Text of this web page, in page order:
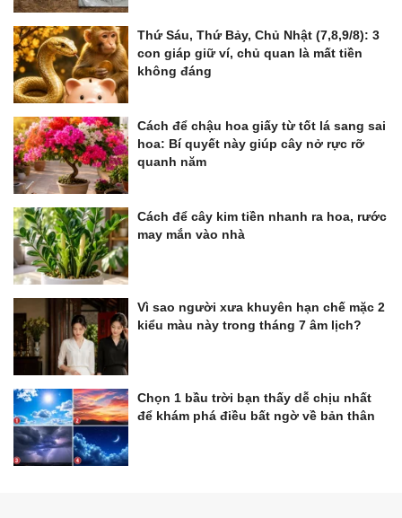
Thứ Sáu, Thứ Bảy, Chủ Nhật (7,8,9/8): 3
con giáp giữ ví, chủ quan là mất tiền
không đáng
Cách để chậu hoa giấy từ tốt lá sang sai
hoa: Bí quyết này giúp cây nở rực rỡ
quanh năm
Cách để cây kim tiền nhanh ra hoa, rước
may mắn vào nhà
Vì sao người xưa khuyên hạn chế mặc 2
kiểu màu này trong tháng 7 âm lịch?
Chọn 1 bầu trời bạn thấy dễ chịu nhất
để khám phá điều bất ngờ về bản thân